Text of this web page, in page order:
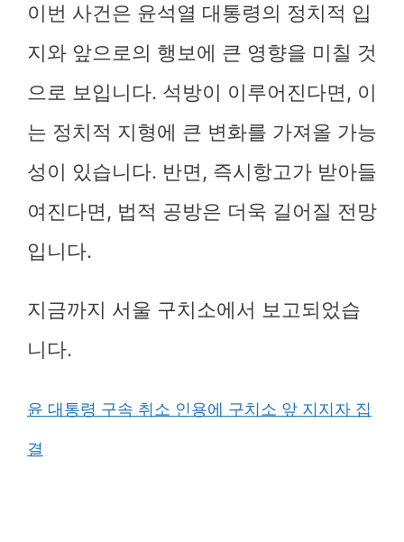
이번 사건은 윤석열 대통령의 정치적 입
지와 앞으로의 행보에 큰 영향을 미칠 것
으로 보입니다. 석방이 이루어진다면, 이
는 정치적 지형에 큰 변화를 가져올 가능
성이 있습니다. 반면, 즉시항고가 받아들
여진다면, 법적 공방은 더욱 길어질 전망
입니다.
지금까지 서울 구치소에서 보고되었습
니다.
윤 대통령 구속 취소 인용에 구치소 앞 지지자 집
결